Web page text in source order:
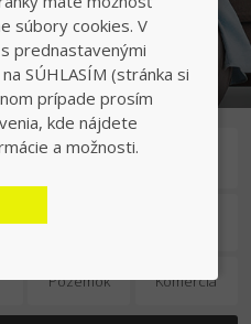
Pozemok Komercia
súbory cookies. V
prednastavenými
SÚHLASÍM (stránka si
prípade prosím
kde nájdete
a možnosti.